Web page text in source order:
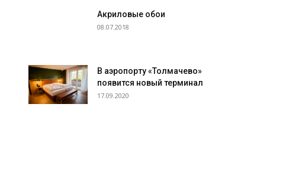
Акриловые обои
08.07.2018
В аэропорту «Толмачево»
появится новый терминал
17.09.2020